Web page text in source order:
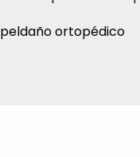
peldaño ortopédico